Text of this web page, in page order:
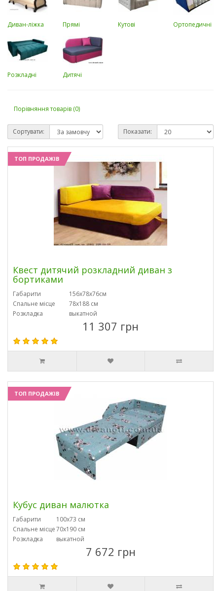
Диван-ліжка Прямі Кутові Ортопедичні
Розкладні Дитячі
Порівняння товарів (0)
Сортувати: Показати:
ТОП ПРОДАЖІВ
Квест дитячий розкладний диван з
бортиками
Габарити
156х78х76см
Спальне місце
78х188 см
Розкладка
выкатной
11 307 грн
ТОП ПРОДАЖІВ
Кубус диван малютка
Габарити
100х73 см
Спальне місце70х190 см
Розкладка
выкатной
7 672 грн